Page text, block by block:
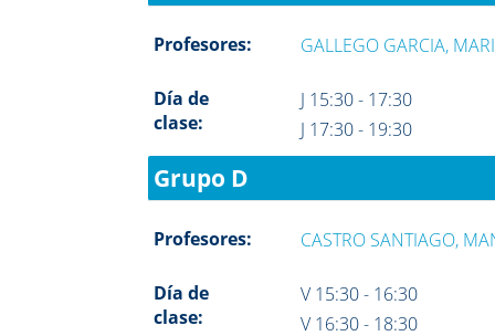
Profesores: GALLEGO GARCIA,
Día de
clase:
J 15:30 - 17:30
J 17:30 - 19:30
Grupo D
Profesores: CASTRO SANTIAGO,
Día de
clase:
V 15:30 - 16:30
V 16:30 - 18:30